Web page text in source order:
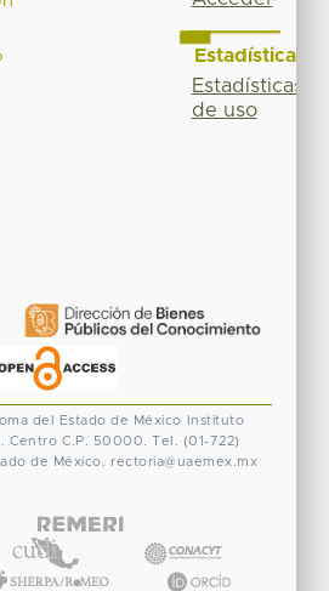
Estadísticas
Estadísticas
de uso
del Estado de México
Instituto
Centro C.P. 50000. Tel. (01-722)
de México. rectoria@uaemex.mx